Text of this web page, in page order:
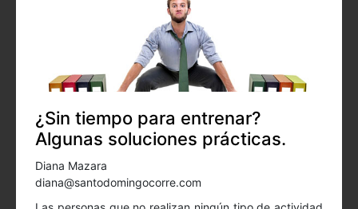
¿Sin tiempo para entrenar?
Algunas soluciones prácticas.
Diana Mazara
diana@santodomingocorre.com